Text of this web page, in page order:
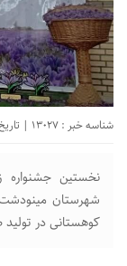
شناسه خبر : 13027 | تاریخ انتشار : 15 آبان 1403 - 9:56 |
نخستین جشنواره
شهرستان
کوهستانی در